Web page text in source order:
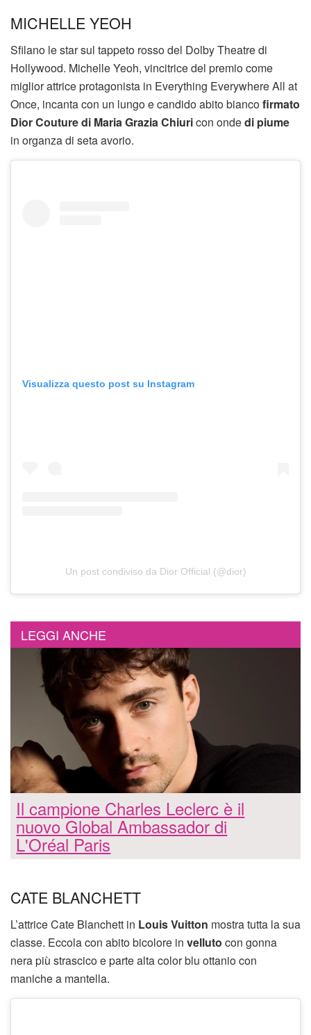
MICHELLE YEOH
Sfilano le star sul tappeto rosso del Dolby Theatre di
Hollywood. Michelle Yeoh, vincitrice del premio come
miglior attrice protagonista in Everything Everywhere All at
Once, incanta con un lungo e candido abito biancofirmato
Dior Couture di Maria Grazia Chiuricon ondedi piume
in organza di seta avorio.
Visualizza questo post su Instagram
Un post condiviso da Dior Official (@dior)
LEGGI ANCHE
Il campione Charles Leclerc è il
nuovo Global Ambassador di
L'Oréal Paris
CATE BLANCHETT
L’attrice Cate Blanchett in Louis Vuitton mostra tutta la sua
classe. Eccola con abito bicolore in velluto con gonna
nera più strascico e parte alta color blu ottanio con
maniche a mantella.